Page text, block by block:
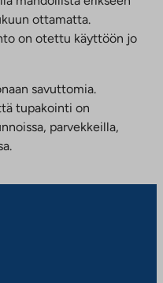
ottamatta.
on otettu käyttöön jo
savuttomia.
tupakointi on
parvekkeilla,